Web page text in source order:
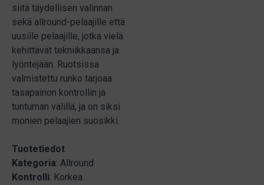
siitä täydellisen valinnan
sekä allround-pelaajille että
uusille pelaajille, jotka vielä
kehittävät tekniikkaansa ja
lyöntejään. Ruotsissa
valmistettu runko tarjoaa
tasapainon kontrollin ja
tuntuman välillä, ja on siksi
monien pelaajien suosikki.
Tuotetiedot
Kategoria: Allround
Kontrolli: Korkea